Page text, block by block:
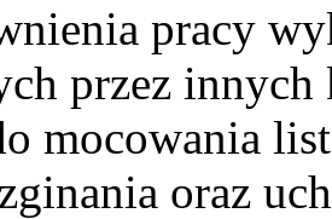
pracy
przez
mocowania
oraz